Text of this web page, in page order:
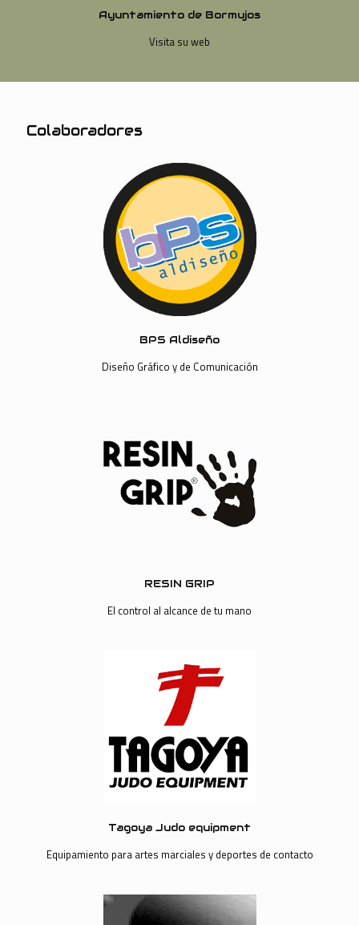
Ayuntamiento de Bormujos
Visita su web
Colaboradores
BPS Aldiseño
Diseño Gráfico y de Comunicación
RESIN GRIP
El control al alcance de tu mano
Tagoya Judo equipment
Equipamiento para artes marciales y deportes de contacto